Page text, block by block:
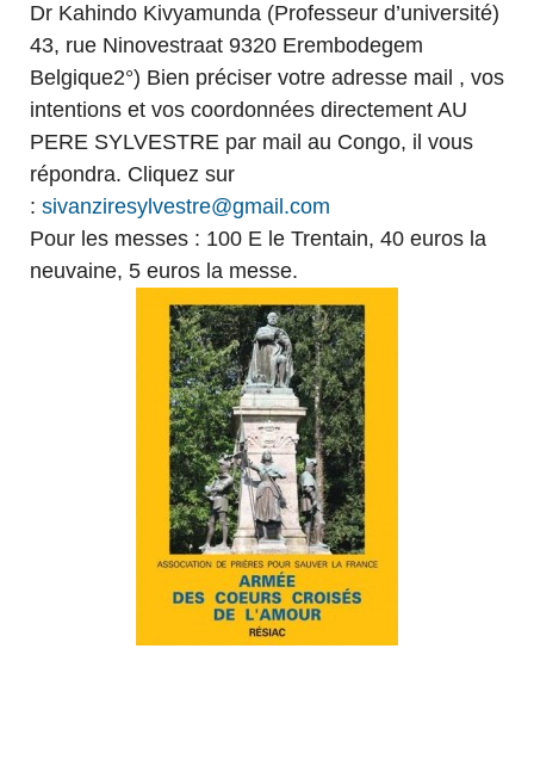
Dr Kahindo Kivyamunda (Professeur d’université)
43, rue Ninovestraat 9320 Erembodegem
Belgique2°) Bien préciser votre adresse mail , vos
intentions et vos coordonnées directement AU
PERE SYLVESTRE par mail au Congo, il vous
répondra. Cliquez sur
: sivanziresylvestre@gmail.com
Pour les messes : 100 E le Trentain, 40 euros la
neuvaine, 5 euros la messe.